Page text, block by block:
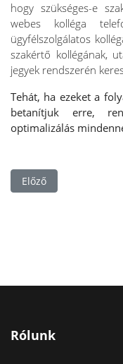
hogy szükséges-e
webes kolléga
ügyfélszolgálatos
szakértő kollégának,
jegyek rendszerén
Tehát, ha ezeket a
betanítjuk erre,
optimalizálás
Előző cikk: HR-rel
Előző
Rólunk